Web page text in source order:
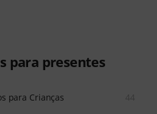
para presentes
para Crianças